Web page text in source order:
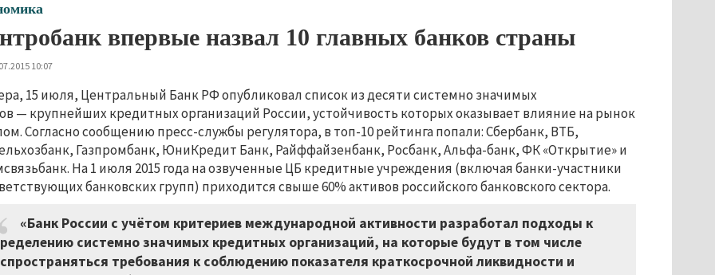
впервые назвал 10 главных банков страны
10:07
15 июля, Центральный Банк РФ опубликовал список из десяти системно значимых
— крупнейших кредитных организаций России, устойчивость которых оказывает влияние на рынок
Согласно сообщению пресс-службы регулятора, в топ-10 рейтинга попали: Сбербанк, ВТБ,
Газпромбанк, ЮниКредит Банк, Райффайзенбанк, Росбанк, Альфа-банк, ФК «Открытие» и
На 1 июля 2015 года на озвученные ЦБ кредитные учреждения (включая банки-участники
банковских групп) приходится свыше 60% активов российского банковского сектора.
«Банк России с учётом критериев международной активности разработал подходы к
системно значимых кредитных организаций, на которые будут в том числе
требования к соблюдению показателя краткосрочной ликвидности и